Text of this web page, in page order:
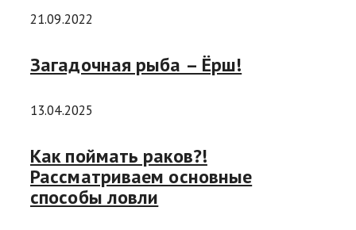
21.09.2022
Загадочная рыба – Ёрш!
13.04.2025
Как поймать раков?!
Рассматриваем основные
способы ловли